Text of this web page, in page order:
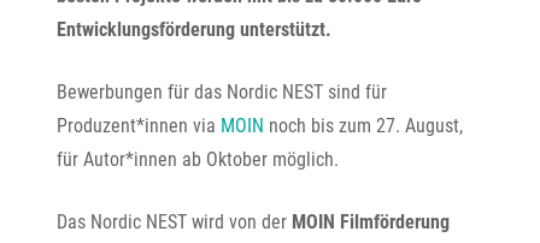
Entwicklungsförderung unterstützt.
Bewerbungen für das Nordic NEST sind für
Produzent*innen via MOIN noch bis zum 27. August,
für Autor*innen ab Oktober möglich.
Das Nordic NEST wird von der MOIN Filmförderung